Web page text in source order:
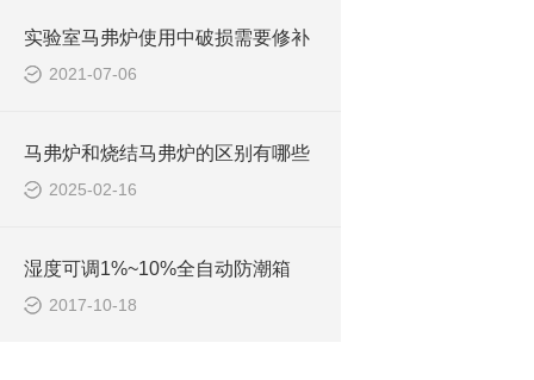
实验室马弗炉使用中破损需要修补
2021-07-06
马弗炉和烧结马弗炉的区别有哪些
2025-02-16
湿度可调1%~10%全自动防潮箱
2017-10-18